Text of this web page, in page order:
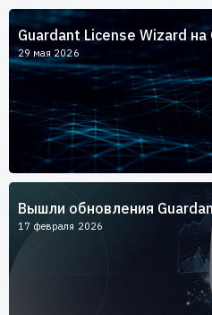
Пресс-центр
Новости
Мероприятия
Экспертиза
Пресс-кит
Пользователям
Техническая поддержка
Guardant License Wizard на
29 мая 2026
Вышли обновления
17 февраля 2026